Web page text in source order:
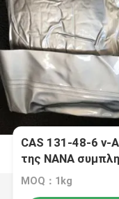
CAS 131-48-6 ν-
της NANA
MOQ：1kg